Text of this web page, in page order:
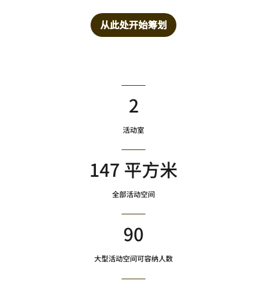
从此处开始筹划
2
活动室
147 平方米
全部活动空间
90
大型活动空间可容纳人数